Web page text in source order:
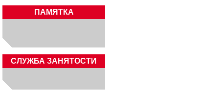
ПАМЯТКА
CЛУЖБА ЗАНЯТОСТИ